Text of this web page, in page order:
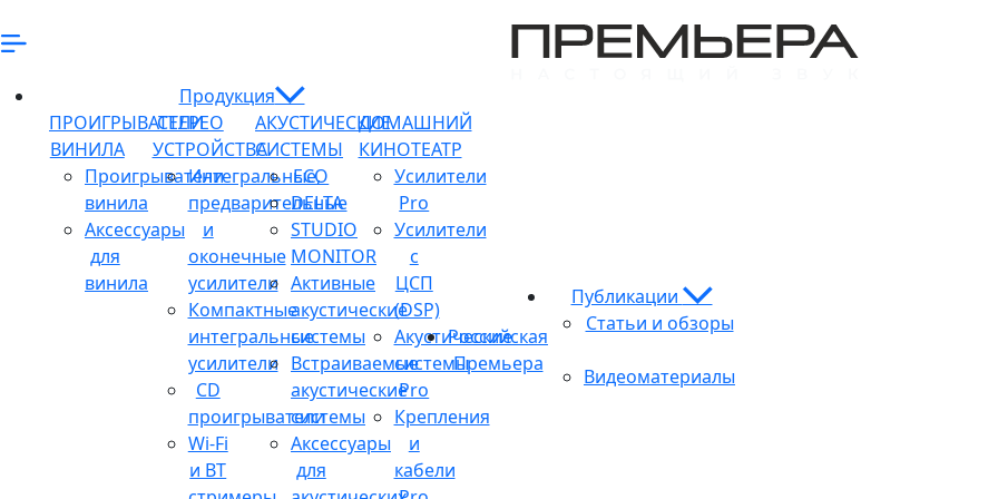
Продукция
ПРОИГРЫВАТЕЛИ
ВИНИЛА
Проигрыватели
винила
Аксессуары
для
винила
СТЕРЕО
УСТРОЙСТВА
Интегральные,
предварительные
и
оконечные
усилители
Компактные
интегральные
усилители
CD
проигрыватели
Wi-Fi
и BT
АКУСТИЧЕСКИЕ
СИСТЕМЫ
ECO
DELTA
STUDIO
MONITOR
Активные
акустические
системы
Встраиваемые
акустические
системы
Аксессуары
для
ДОМАШНИЙ
КИНОТЕАТР
Усилители
Pro
Усилители
с
ЦСП
(DSP)
Акустические
системы
Pro
Крепления
и
кабели
Российская
Премьера
Публикации
Статьи и обзоры
Видеоматериалы